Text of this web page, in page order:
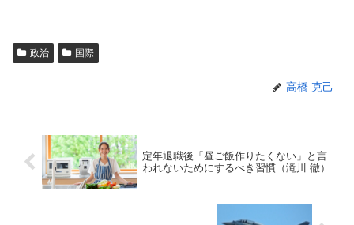
政治 国際
高橋 克己
定年退職後「昼ご飯作りたくない」と言
われないためにするべき習慣（滝川 徹）